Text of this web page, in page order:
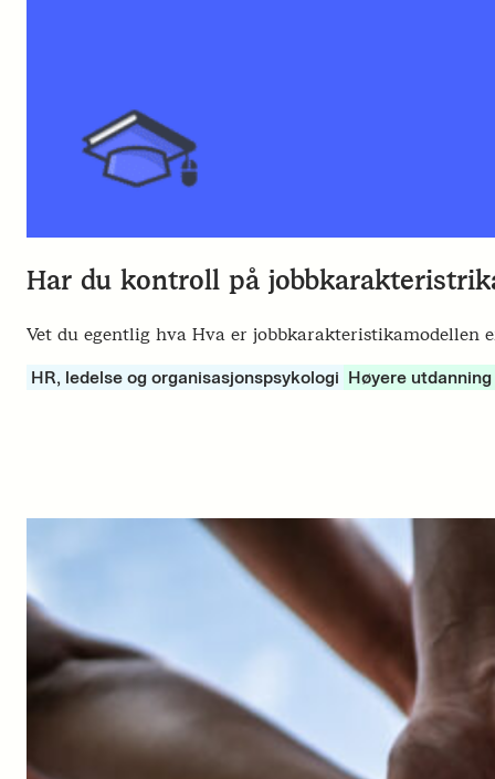
Har du kontroll på
Vet du egentlig hva Hva er jobbkarakteristikamodellen
HR, ledelse og organisasjonspsykologi Høyere utdanning